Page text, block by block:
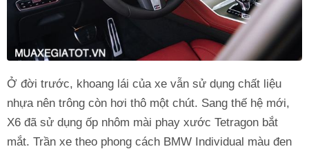
Ở đời trước, khoang lái của xe vẫn sử dụng chất liệu
nhựa nên trông còn hơi thô một chút. Sang thế hệ mới,
X6 đã sử dụng ốp nhôm mài phay xước Tetragon bắt
mắt. Trần xe theo phong cách BMW Individual màu đen